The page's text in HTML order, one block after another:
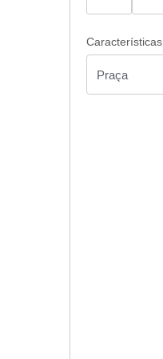
Características